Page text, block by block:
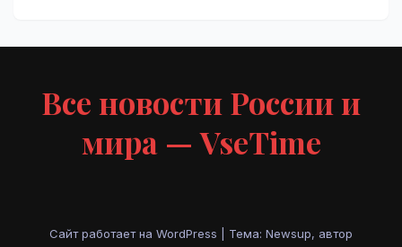
Все новости России и
мира — VseTime
Сайт работает на WordPress Тема: Newsup, автор